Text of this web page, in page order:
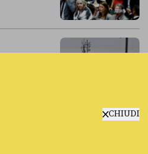
CHIUDI
i
migranti nei Paesi terzi
non ha